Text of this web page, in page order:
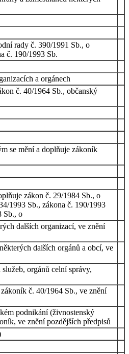
rady č. 390/1991 Sb., o
č. 190/1993 Sb.
a orgánech
č. 40/1964 Sb., občanský
se mění a doplňuje zákoník
zákon č. 29/1984 Sb., o
1993 Sb., zákona č. 190/1993
Sb., o
dalších organizací, ve znění
dalších orgánů a obcí, ve
orgánů celní správy,
č. 40/1964 Sb., ve znění
podnikání (živnostenský
ve znění pozdějších předpisů